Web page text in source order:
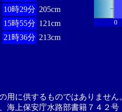
10時29分 205cm
15時55分 121cm
21時36分 213cm
0
用に供するものではありませ
海上保安庁水路部書籍７４２